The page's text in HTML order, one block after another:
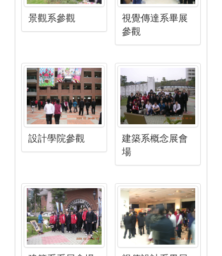
景觀系參觀
視覺傳達系畢展
參觀
設計學院參觀
建築系概念展會
場